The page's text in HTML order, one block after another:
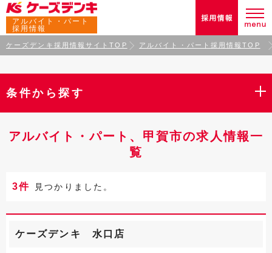
アルバイト・パート
採用情報
ケーズデンキ採用情報サイトTOP アルバイト・パート採用情報TOP
条件から探す
アルバイト・パート、甲賀市の求人情報一
覧
3件 見つかりました。
ケーズデンキ 水口店